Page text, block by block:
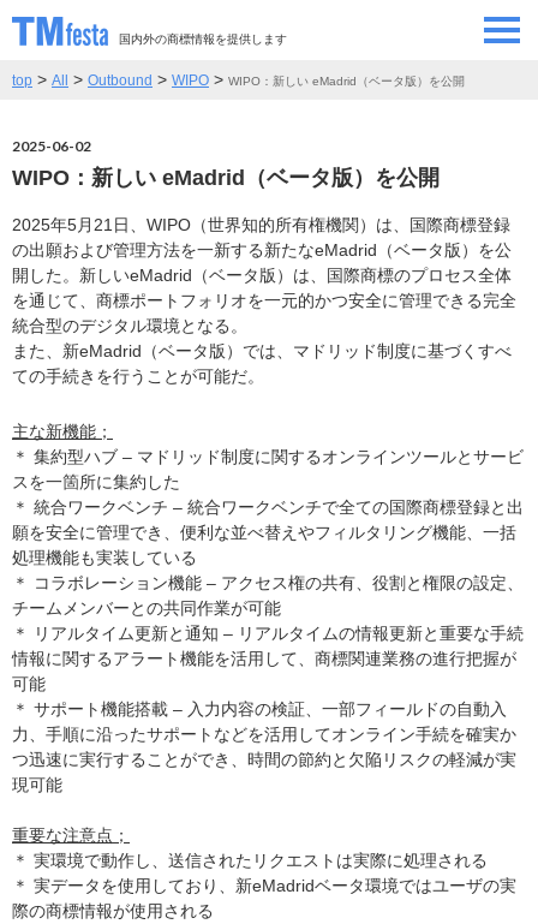
国内外の商標情報を提供します
SEMINAR/EVENT
ABOUT
情報提供者
CONTACT お問い合わせ
top > All > Outbound > WIPO > WIPO：新しい eMadrid（ベータ版）を公開
2025-06-02
WIPO：新しい eMadrid（ベータ版）を公開
2025年5月21日、WIPO（世界知的所有権機関）は、国際商標登録
の出願および管理方法を一新する新たなeMadrid（ベータ版）を公
開した。新しいeMadrid（ベータ版）は、国際商標のプロセス全体
を通じて、商標ポートフォリオを一元的かつ安全に管理できる完全
統合型のデジタル環境となる。
また、新eMadrid（ベータ版）では、マドリッド制度に基づくすべ
ての手続きを行うことが可能だ。
主な新機能；
＊ 集約型ハブ – マドリッド制度に関するオンラインツールとサービ
スを一箇所に集約した
＊ 統合ワークベンチ – 統合ワークベンチで全ての国際商標登録と出
願を安全に管理でき、便利な並べ替えやフィルタリング機能、一括
処理機能も実装している
＊ コラボレーション機能 – アクセス権の共有、役割と権限の設定、
チームメンバーとの共同作業が可能
＊ リアルタイム更新と通知 – リアルタイムの情報更新と重要な手続
情報に関するアラート機能を活用して、商標関連業務の進行把握が
可能
＊ サポート機能搭載 – 入力内容の検証、一部フィールドの自動入
力、手順に沿ったサポートなどを活用してオンライン手続を確実か
つ迅速に実行することができ、時間の節約と欠陥リスクの軽減が実
現可能
重要な注意点；
＊ 実環境で動作し、送信されたリクエストは実際に処理される
＊ 実データを使用しており、新eMadridベータ環境ではユーザの実
際の商標情報が使用される